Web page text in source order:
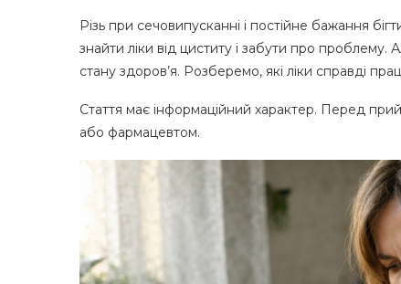
Різь при сечовипусканні і постійне бажання
знайти ліки від циститу і забути про проблему.
стану здоров’я. Розберемо, які ліки справді
Стаття має інформаційний характер. Перед
або фармацевтом.